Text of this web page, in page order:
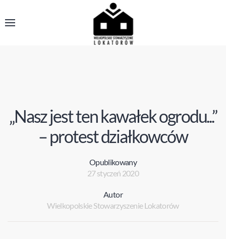
„Nasz jest ten kawałek ogrodu...”
– protest działkowców
Opublikowany
27 styczeń 2020
Autor
Wielkopolskie Stowarzyszenie Lokatorów